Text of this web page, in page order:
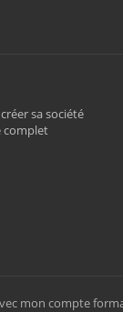
sa société
complet
mon compte